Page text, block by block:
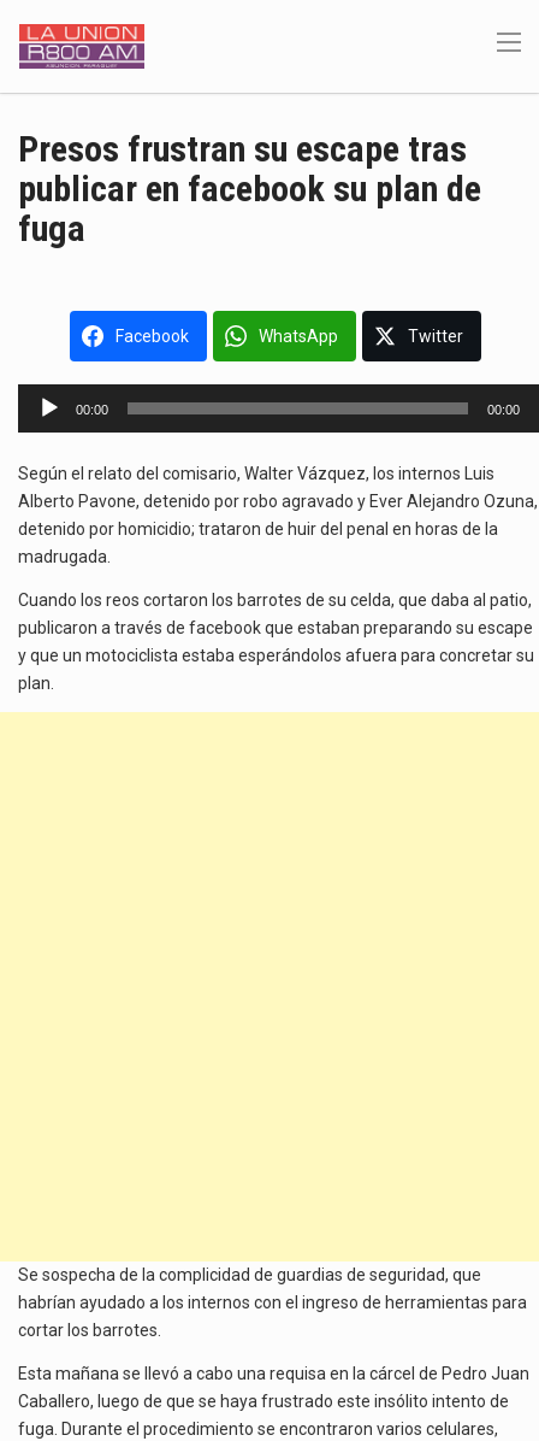
Presos frustran su escape tras
publicar en facebook su plan de
fuga
Facebook WhatsApp Twitter
Reproductor
00:00 00:00
Según el relato del comisario, Walter Vázquez, los internos Luis
Alberto Pavone, detenido por robo agravado y Ever Alejandro Ozuna,
detenido por homicidio; trataron de huir del penal en horas de la
madrugada.
Cuando los reos cortaron los barrotes de su celda, que daba al patio,
publicaron a través de facebook que estaban preparando su escape
y que un motociclista estaba esperándolos afuera para concretar su
plan.
Se sospecha de la complicidad de guardias de seguridad, que
habrían ayudado a los internos con el ingreso de herramientas para
cortar los barrotes.
Esta mañana se llevó a cabo una requisa en la cárcel de Pedro Juan
Caballero, luego de que se haya frustrado este insólito intento de
fuga. Durante el procedimiento se encontraron varios celulares,